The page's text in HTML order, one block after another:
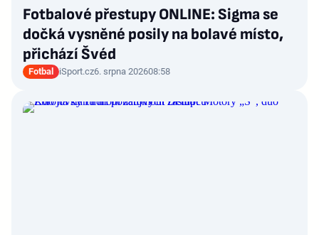
Fotbalové přestupy ONLINE: Sigma se
dočká vysněné posily na bolavé místo,
přichází Švéd
Fotbal iSport.cz6. srpna 202608:58